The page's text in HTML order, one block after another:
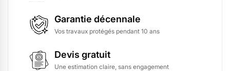
Garantie décennale
Vos travaux protégés pendant 10 ans
Devis gratuit
Une estimation claire, sans engagement